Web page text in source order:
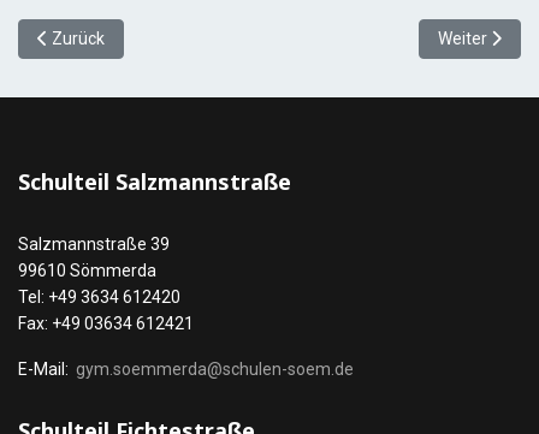
Vorheriger Beitrag: Berufs- und Studienorientierung
Zurück Nächster
Weiter
Schulteil Salzmannstraße
Salzmannstraße 39
99610 Sömmerda
Tel: +49 3634 612420
Fax: +49 03634 612421
E-Mail: gym.soemmerda@schulen-soem.de